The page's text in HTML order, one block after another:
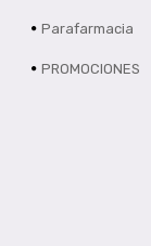
Parafarmacia
PROMOCIONES